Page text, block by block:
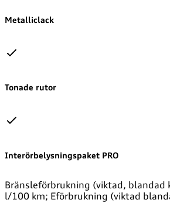
Metalliclack
Tonade rutor
Interörbelysningspaket PRO
Bränsleförbrukning (viktad, blandad
l/100 km; Eförbrukning (viktad